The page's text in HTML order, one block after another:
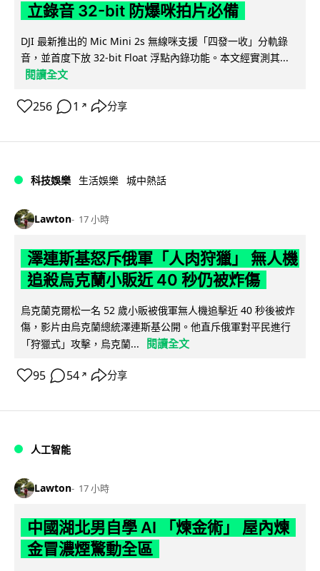
立錄音 32-bit 防爆咪拍片必備
DJI 最新推出的 Mic Mini 2s 無線咪支援「四發一收」分軌錄
音，並首度下放 32-bit Float 浮點內錄功能。本文經實測其...
閱讀全文
256 1 ↗ 分享
科技娛樂 生活娛樂 城中熱話
Lawton 17 小時
澤連斯基怒斥俄軍「人肉狩獵」 無人機
追殺烏克蘭小販近 40 秒仍被炸傷
烏克蘭克爾松一名 52 歲小販被俄軍無人機追擊近 40 秒後被炸
傷，影片由烏克蘭總統澤連斯基公開。他直斥俄軍對平民進行
「狩獵式」攻擊，烏克蘭...
閱讀全文
95 54 ↗ 分享
人工智能
Lawton 17 小時
中國湖北男自學 AI 「煉金術」 屋內煉
金冒濃煙驚動全區